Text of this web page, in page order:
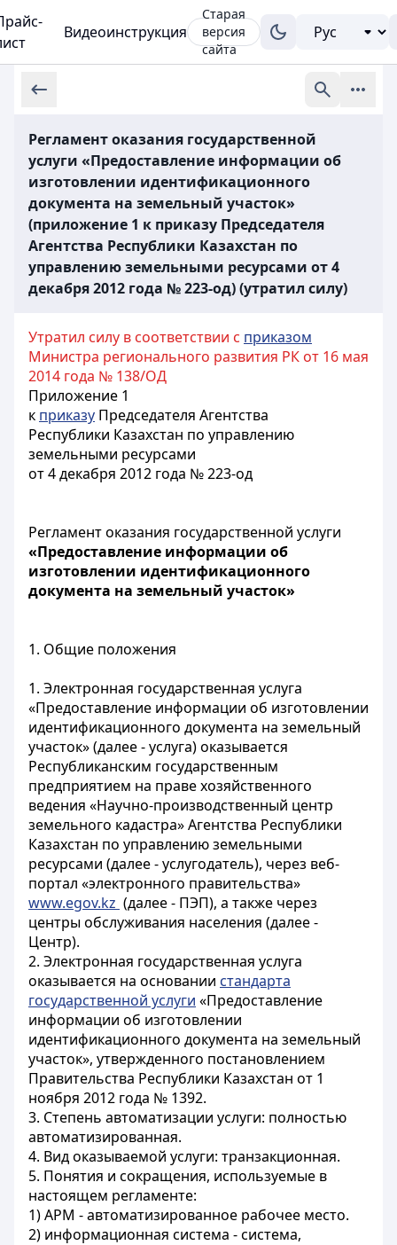
Видеоинструкция
Старая
версия
сайта
Регламент оказания государственной
услуги «Предоставление информации об
изготовлении идентификационного
документа на земельный участок»
(приложение 1 к приказу Председателя
Агентства Республики Казахстан по
управлению земельными ресурсами от 4
декабря 2012 года № 223-од) (утратил силу)
Утратил силу в соответствии с приказом
Министра регионального развития РК от 16 мая
2014 года № 138/ОД
Приложение 1
к приказу Председателя Агентства
Республики Казахстан по управлению
земельными ресурсами
от 4 декабря 2012 года № 223-од
Регламент оказания государственной услуги
«Предоставление информации об
изготовлении идентификационного
документа на земельный участок»
1. Общие положения
1. Электронная государственная услуга
«Предоставление информации об изготовлении
идентификационного документа на земельный
участок» (далее - услуга) оказывается
Республиканским государственным
предприятием на праве хозяйственного
ведения «Научно-производственный центр
земельного кадастра» Агентства Республики
Казахстан по управлению земельными
ресурсами (далее - услугодатель), через веб-
портал «электронного правительства»
www.egov.kz (далее - ПЭП), а также через
центры обслуживания населения (далее -
Центр).
2. Электронная государственная услуга
оказывается на основании стандарта
государственной услуги «Предоставление
информации об изготовлении
идентификационного документа на земельный
участок», утвержденного постановлением
Правительства Республики Казахстан от 1
ноября 2012 года № 1392.
3. Степень автоматизации услуги: полностью
автоматизированная.
4. Вид оказываемой услуги: транзакционная.
5. Понятия и сокращения, используемые в
настоящем регламенте:
1) АРМ - автоматизированное рабочее место.
2) информационная система - система,